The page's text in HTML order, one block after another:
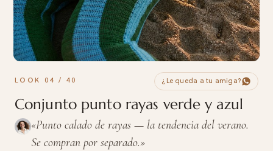
LOOK 04 / 40 ¿Le queda a tu amiga?
Conjunto punto rayas verde y azul
«Punto calado de rayas — la tendencia del verano.
Se compran por separado.»